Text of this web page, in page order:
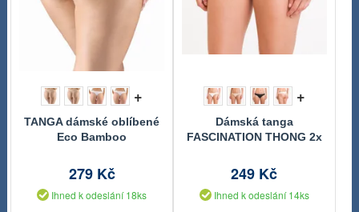
+
TANGA dámské oblíbené
Eco Bamboo
279 Kč
Ihned k odeslání 18ks
+
Dámská tanga
FASCINATION THONG 2x
249 Kč
Ihned k odeslání 14ks